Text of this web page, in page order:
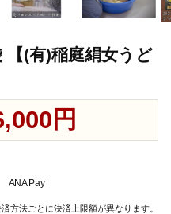
(有)稲庭絹女うど
円
ANA Pay
済方法ごとに決済上限額が異なります。